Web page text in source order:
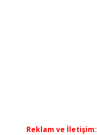
Reklam ve İletişim: